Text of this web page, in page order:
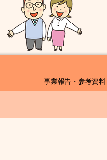
事業報告・参考資料